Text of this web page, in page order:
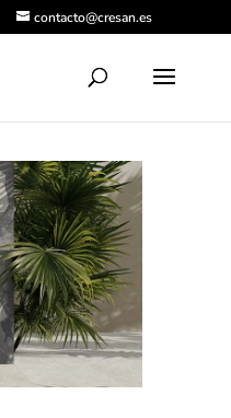
contacto@cresan.es